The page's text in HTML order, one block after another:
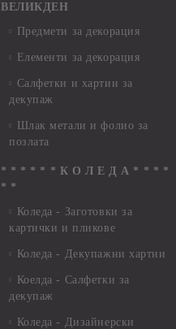
ВЕЛИКДЕН
Предмети за декорация
Елементи за декорация
Салфетки и хартии за
декупаж
Шлак метали и фолио за
позлата
* * * * * * К О Л Е Д А * * * *
* *
Коледа - Заготовки за
картички и пликове
Коледа - Декупажни хартии
Коелда - Салфетки за
декупаж
Коледа - Дизайнерски